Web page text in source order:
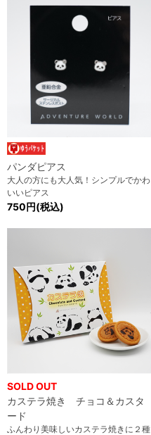
パンダピアス
大人の方にも大人気！シンプルでかわ
いいピアス
750円(税込)
SOLD OUT
カステラ焼き チョコ＆カスタ
ード
ふんわり美味しいカステラ焼きに２種